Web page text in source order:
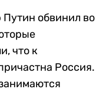
обвинил во
что к
Россия.